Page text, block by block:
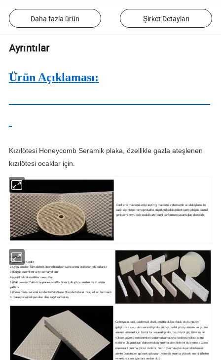
Daha fazla ürün Şirket Detayları
Ayrıntılar
Ürün Açıklaması:
Kızılötesi Honeycomb Seramik plaka, özellikle gazla ateşlenen
kızılötesi ocaklar için.
Cordierite malzemeleri iyi seçilmiş malzemelerden seçilir ve ıslak işleme ile
sakinleştirilerek homojen kalite, düşük yüksek kordierit içeriği, düşük termal
genişleme ve yüksek sıcaklık altında iyi performans avantajları elde edilir.
Özellikler:
1) Malzeme: Kordiit
2)uygulamalar: Tüm elektrik direnç borularında ve ısıtma braketlerinde kullanılır
3) Düşük su emilimi ve iyi ısıtma yalıtımı
4) çeşitli teknik özellikler mevcuttur
5) Performans: Yalıtım ve yüksek sıcaklık direnci, düşük su emilimi ve iyi ısıtma
yalıtımı
6) Doku: Cam - seramik kordieritePaketleme: Standart olarak ihraç edilen, fermuarlı
torbaları ve köpük panoları olan kağıt kartonları
Üç boyutlu basit düzlemsel oluklu oluklu oluklu oluklu oluklu yüzeyi
geliştirmek için petek seramik plaka yüzeyi, belirli yüzey alanını ve yanma
alanını artırmak için bu tür bir seramik plaka, bu, düşük güç tüketimi ve
yüksek çevre gereksinimleri sağlamak amacıyla kızılötesi yakıcı ısıtma
etkisine ulaşmak için daha eksiksiz yanma alev filelerini elde etmek üzere
rejeneratif yanma görevi üstlenir. Gazın yanmasıyla oluşan düzlemsel
alevin üstesinden gelmek çok uzun, yetersiz yanma, yüksek enerji tüketimi
ve yetersiz emisyonlara neden olur.